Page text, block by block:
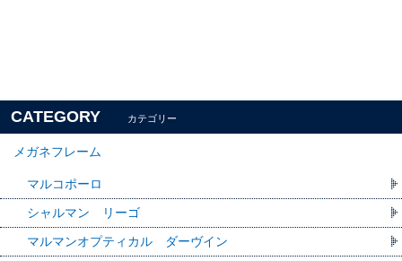
CATEGORY カテゴリー
メガネフレーム
マルコポーロ
シャルマン リーゴ
マルマンオプティカル ダーヴイン